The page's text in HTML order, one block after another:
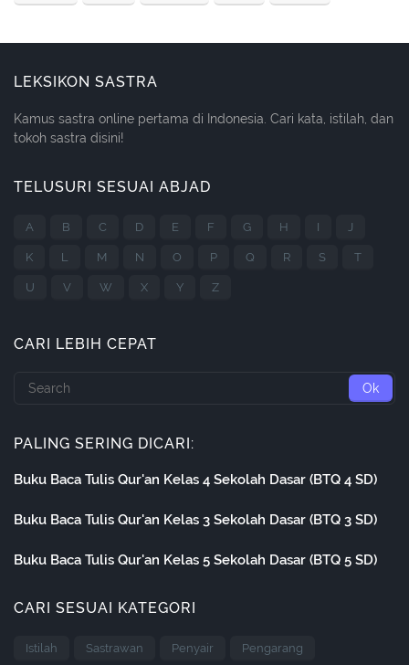
LEKSIKON SASTRA
Kamus sastra online pertama di Indonesia. Cari kata, istilah, dan
tokoh sastra disini!
TELUSURI SESUAI ABJAD
A B C D E F G H I J
K L M N O P Q R S T
U V W X Y Z
CARI LEBIH CEPAT
PALING SERING DICARI:
Buku Baca Tulis Qur'an Kelas 4 Sekolah Dasar (BTQ 4 SD)
Buku Baca Tulis Qur'an Kelas 3 Sekolah Dasar (BTQ 3 SD)
Buku Baca Tulis Qur'an Kelas 5 Sekolah Dasar (BTQ 5 SD)
CARI SESUAI KATEGORI
Istilah Sastrawan Penyair Pengarang